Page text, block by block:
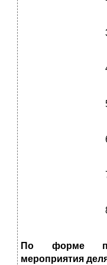
По форме
мероприятия